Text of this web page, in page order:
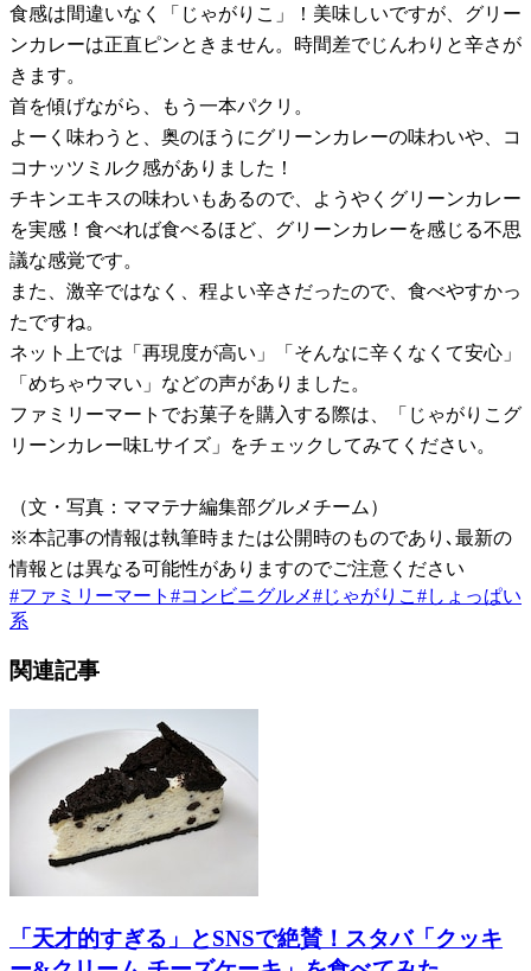
食感は間違いなく「じゃがりこ」！美味しいですが、グリー
ンカレーは正直ピンときません。時間差でじんわりと辛さが
きます。
首を傾げながら、もう一本パクリ。
よーく味わうと、奥のほうにグリーンカレーの味わいや、コ
コナッツミルク感がありました！
チキンエキスの味わいもあるので、ようやくグリーンカレー
を実感！食べれば食べるほど、グリーンカレーを感じる不思
議な感覚です。
また、激辛ではなく、程よい辛さだったので、食べやすかっ
たですね。
ネット上では「再現度が高い」「そんなに辛くなくて安心」
「めちゃウマい」などの声がありました。
ファミリーマートでお菓子を購入する際は、「じゃがりこグ
リーンカレー味Lサイズ」をチェックしてみてください。
（文・写真：ママテナ編集部グルメチーム）
※本記事の情報は執筆時または公開時のものであり､最新の
情報とは異なる可能性がありますのでご注意ください
#ファミリーマート #コンビニグルメ#じゃがりこ #しょっぱい
系
関連記事
「天才的すぎる」とSNSで絶賛！スタバ「クッキ